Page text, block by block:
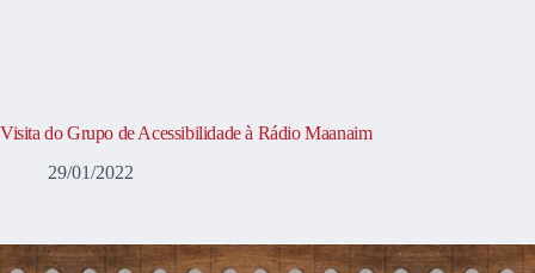
Visita do Grupo de Acessibilidade à Rádio Maanaim
29/01/2022